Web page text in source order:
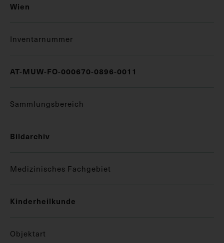
Wien
Inventarnummer
AT-MUW-FO-000670-0896-0011
Sammlungsbereich
Bildarchiv
Medizinisches Fachgebiet
Kinderheilkunde
Objektart